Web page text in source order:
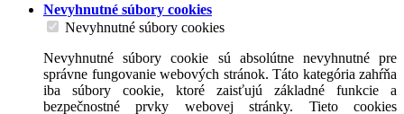
Nevyhnutné súbory cookies
Nevyhnutné súbory cookies
Nevyhnutné súbory cookie sú absolútne nevyhnutné pre
správne fungovanie webových stránok. Táto kategória zahŕňa
iba súbory cookie, ktoré zaisťujú základné funkcie a
bezpečnostné prvky webovej stránky. Tieto cookies